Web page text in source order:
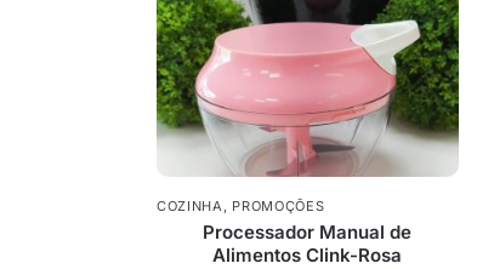
COZINHA, PROMOÇÕES
Processador Manual de
Alimentos Clink-Rosa